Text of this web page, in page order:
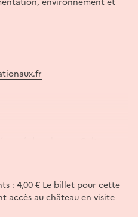
: 4,00 € Le billet pour cette
accès au château en visite